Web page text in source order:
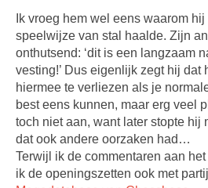
Ik vroeg hem wel eens waarom
speelwijze van stal haalde. Zijn
onthutsend: ‘dit is een langzaam
vesting!’ Dus eigenlijk zegt hij dat
hiermee te verliezen als je
best eens kunnen, maar erg veel
toch niet aan, want later stopte hij
dat ook andere oorzaken had…
Terwijl ik de commentaren aan
ik de openingszetten ook met